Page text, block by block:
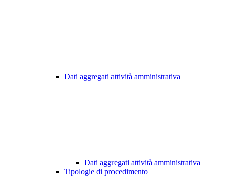
Dati aggregati attività amministrativa
Dati aggregati attività amministrativa
Tipologie di procedimento